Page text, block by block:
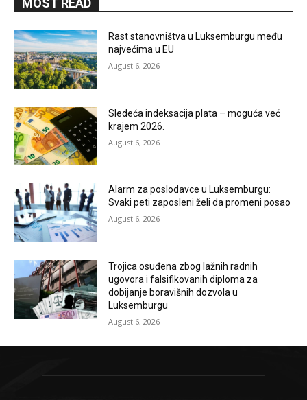
MOST READ
Rast stanovništva u Luksemburgu među
najvećima u EU
August 6, 2026
Sledeća indeksacija plata – moguća već
krajem 2026.
August 6, 2026
Alarm za poslodavce u Luksemburgu:
Svaki peti zaposleni želi da promeni posao
August 6, 2026
Trojica osuđena zbog lažnih radnih
ugovora i falsifikovanih diploma za
dobijanje boravišnih dozvola u
Luksemburgu
August 6, 2026